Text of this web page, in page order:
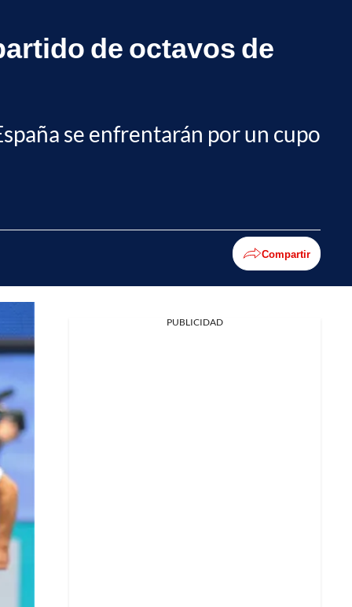
de octavos de
se enfrentarán por un cupo
Compartir
PUBLICIDAD